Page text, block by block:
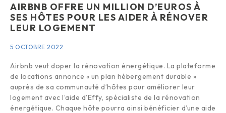
AIRBNB OFFRE UN MILLION D’EUROS À
SES HÔTES POUR LES AIDER À RÉNOVER
LEUR LOGEMENT
5 OCTOBRE 2022
Airbnb veut doper la rénovation énergétique. La plateforme
de locations annonce « un plan hébergement durable »
auprès de sa communauté d’hôtes pour améliorer leur
logement avec l’aide d’Effy, spécialiste de la rénovation
énergétique. Chaque hôte pourra ainsi bénéficier d’une aide